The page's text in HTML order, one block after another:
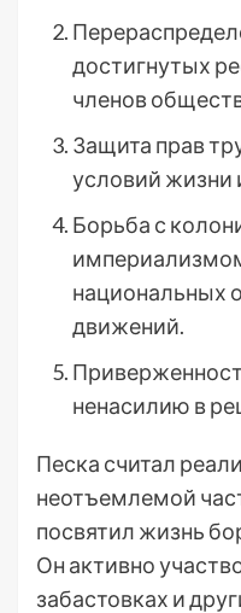
достигнутых
членов
Защита прав
условий жизни
Борьба с
национальных
движений.
ненасилию в
Песка считал
неотъемлемой
посвятил жизнь
Он активно
забастовках и